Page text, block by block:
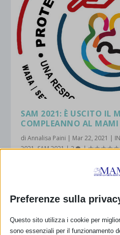
SAM 2021: È USCITO IL
COMPLEANNO AL
diAnnalisa Paini | Mar 22, 2021 |
2021,SAM 2021|2 |
dell’Allattamento materno
PER SAPERNE DI PIÙ
Preferenze sulla
Questo sito utilizza i cookie per
sono essenziali per il funzionamento